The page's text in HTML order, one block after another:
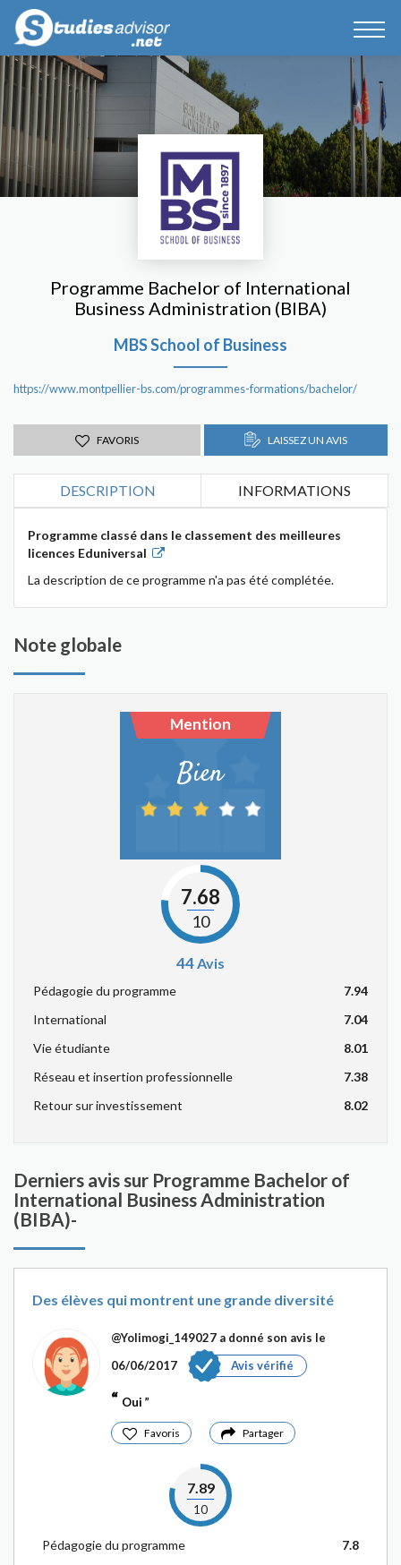
Programme Bachelor of International
Business Administration (BIBA)
MBS School of Business
https://www.montpellier-bs.com/programmes-formations/bachelor/
FAVORIS LAISSEZ UN AVIS
DESCRIPTION INFORMATIONS
Programme classé dans le classement des meilleures
licences Eduniversal
La description de ce programme n'a pas été complétée.
Note globale
Mention
Bien
7.68
10
44Avis
Pédagogie du programme
7.94
International
7.04
Vie étudiante
8.01
Réseau et insertion professionnelle
7.38
Retour sur investissement
8.02
Derniers avis sur Programme Bachelor of
International Business Administration
(BIBA)-
Des élèves qui montrent une grande diversité
@Yolimogi_149027 a donné son avis le
06/06/2017
Avis vérifié
Oui
Favoris Partager
7.89
10
Pédagogie du programme
7.8